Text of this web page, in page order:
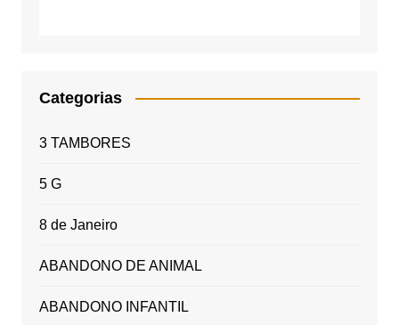
Categorias
3 TAMBORES
5 G
8 de Janeiro
ABANDONO DE ANIMAL
ABANDONO INFANTIL